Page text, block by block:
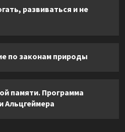
развиваться и не
по законам природы
памяти. Программа
Альцгеймера